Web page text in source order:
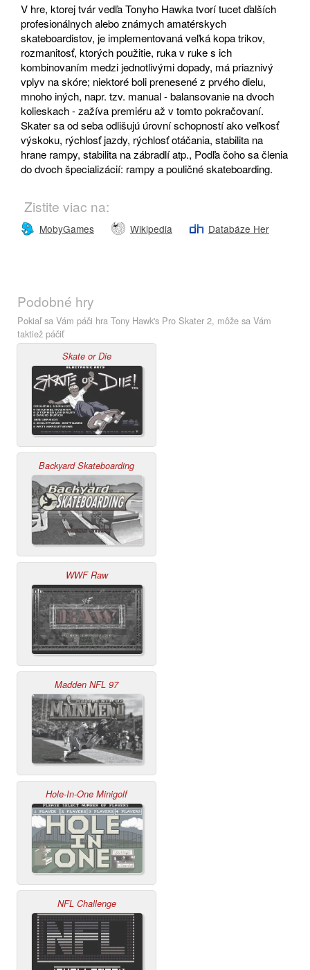
V hre, ktorej tvár vedľa Tonyho Hawka tvorí tucet ďalších
profesionálnych alebo známych amatérskych
skateboardistov, je implementovaná veľká kopa trikov,
rozmanitosť, ktorých použitie, ruka v ruke s ich
kombinovaním medzi jednotlivými dopady, má priaznivý
vplyv na skóre; niektoré boli prenesené z prvého dielu,
mnoho iných, napr. tzv. manual - balansovanie na dvoch
kolieskach - zažíva premiéru až v tomto pokračovaní.
Skater sa od seba odlišujú úrovní schopností ako veľkosť
výskoku, rýchlosť jazdy, rýchlosť otáčania, stabilita na
hrane rampy, stabilita na zábradlí atp., Podľa čoho sa členia
do dvoch špecializácií: rampy a pouličné skateboarding.
Zistite viac na:
MobyGames Wikipedia Databáze Her
Podobné hry
Pokiaľ sa Vám páči hra Tony Hawk's Pro Skater 2, môže sa Vám
taktiež páčiť
Skate or Die
Backyard Skateboarding
WWF Raw
Madden NFL 97
Hole-In-One Minigolf
NFL Challenge